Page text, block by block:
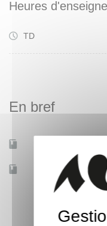
Heures
TD
En bref
Accessible à